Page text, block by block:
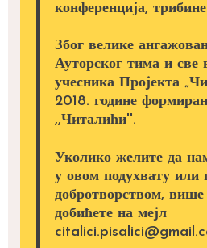
конференција,
Због велике
Ауторског тима и све
учесника Пројекта
2018. године
,,Читалићи''.
Уколико желите да
у овом подухвату или
добротворством,
добићете на мејл